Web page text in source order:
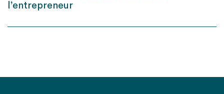
l’entrepreneur